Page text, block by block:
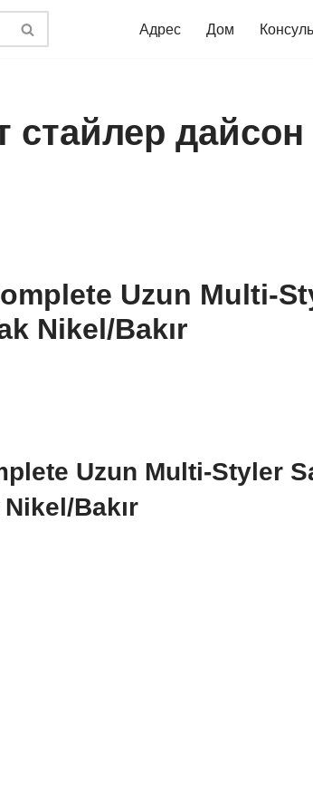
Адрес Дом
стайлер дайсон
Uzun Multi-
Nikel/Bakır
Uzun Multi-Styler
Bakır